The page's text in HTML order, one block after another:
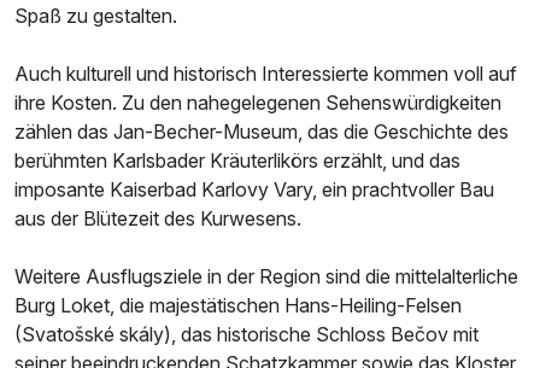
Spaß zu gestalten.
Auch kulturell und historisch Interessierte kommen voll auf
ihre Kosten. Zu den nahegelegenen Sehenswürdigkeiten
zählen das Jan-Becher-Museum, das die Geschichte des
berühmten Karlsbader Kräuterlikörs erzählt, und das
imposante Kaiserbad Karlovy Vary, ein prachtvoller Bau
aus der Blütezeit des Kurwesens.
Weitere Ausflugsziele in der Region sind die mittelalterliche
Burg Loket, die majestätischen Hans-Heiling-Felsen
(Svatošské skály), das historische Schloss Bečov mit
seiner beeindruckenden Schatzkammer sowie das Kloster